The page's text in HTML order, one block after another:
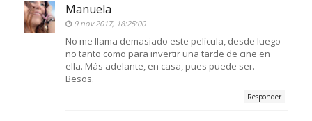
Manuela
9 nov 2017, 18:25:00
No me llama demasiado este película, desde luego
no tanto como para invertir una tarde de cine en
ella. Más adelante, en casa, pues puede ser.
Besos.
Responder